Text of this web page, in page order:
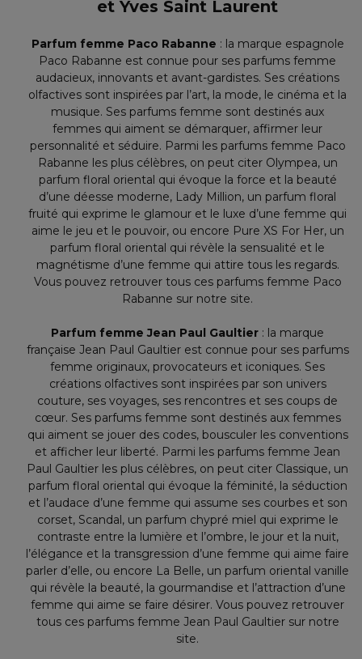
et Yves Saint Laurent
Parfum femme Paco Rabanne : la marque espagnole
Paco Rabanne est connue pour ses parfums femme
audacieux, innovants et avant-gardistes. Ses créations
olfactives sont inspirées par l’art, la mode, le cinéma et la
musique. Ses parfums femme sont destinés aux
femmes qui aiment se démarquer, affirmer leur
personnalité et séduire. Parmi les parfums femme Paco
Rabanne les plus célèbres, on peut citer Olympea, un
parfum floral oriental qui évoque la force et la beauté
d’une déesse moderne, Lady Million, un parfum floral
fruité qui exprime le glamour et le luxe d’une femme qui
aime le jeu et le pouvoir, ou encore Pure XS For Her, un
parfum floral oriental qui révèle la sensualité et le
magnétisme d’une femme qui attire tous les regards.
Vous pouvez retrouver tous ces parfums femme Paco
Rabanne sur notre site.
Parfum femme Jean Paul Gaultier : la marque
française Jean Paul Gaultier est connue pour ses parfums
femme originaux, provocateurs et iconiques. Ses
créations olfactives sont inspirées par son univers
couture, ses voyages, ses rencontres et ses coups de
cœur. Ses parfums femme sont destinés aux femmes
qui aiment se jouer des codes, bousculer les conventions
et afficher leur liberté. Parmi les parfums femme Jean
Paul Gaultier les plus célèbres, on peut citer Classique, un
parfum floral oriental qui évoque la féminité, la séduction
et l’audace d’une femme qui assume ses courbes et son
corset, Scandal, un parfum chypré miel qui exprime le
contraste entre la lumière et l’ombre, le jour et la nuit,
l’élégance et la transgression d’une femme qui aime faire
parler d’elle, ou encore La Belle, un parfum oriental vanille
qui révèle la beauté, la gourmandise et l’attraction d’une
femme qui aime se faire désirer. Vous pouvez retrouver
tous ces parfums femme Jean Paul Gaultier sur notre
site.